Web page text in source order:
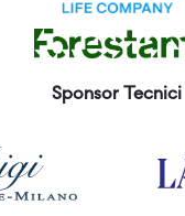
Sponsor Tecnici